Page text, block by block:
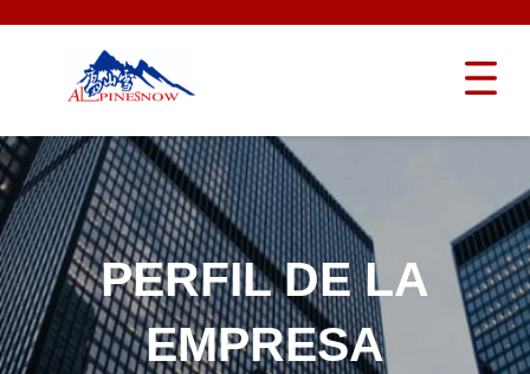
PERFIL DE LA
EMPRESA